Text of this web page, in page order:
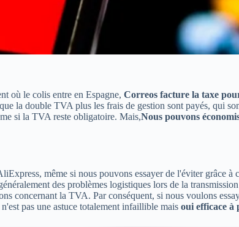
où le colis entre en Espagne, Correos facture la taxe
la double TVA plus les frais de gestion sont payés, qui
si la TVA reste obligatoire. Mais,Nous pouvons
même si nous pouvons essayer de l'éviter grâce à
des problèmes logistiques lors de la
concernant la TVA. Par conséquent, si nous voulons
pas une astuce totalement infaillible mais oui efficace à